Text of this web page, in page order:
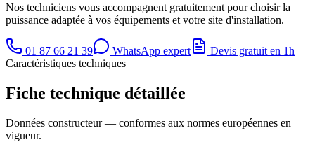
Nos techniciens vous accompagnent gratuitement pour choisir la
puissance adaptée à vos équipements et votre site d'installation.
01 87 66 21 39 WhatsApp expert
Devis gratuit en 1h
Caractéristiques techniques
Fiche technique détaillée
Données constructeur — conformes aux normes européennes en
vigueur.